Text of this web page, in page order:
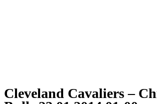
Cleveland Cavaliers –